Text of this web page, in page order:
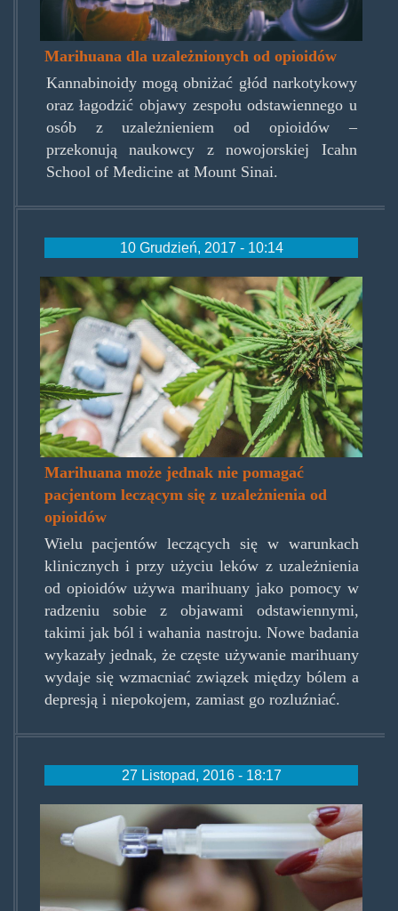
Marihuana dla uzależnionych od opioidów
Kannabinoidy mogą obniżać głód narkotykowy
oraz łagodzić objawy zespołu odstawiennego u
osób z uzależnieniem od opioidów –
przekonują naukowcy z nowojorskiej Icahn
School of Medicine at Mount Sinai.
10 Grudzień, 2017 - 10:14
weedopioid.jpg
Marihuana może jednak nie pomagać
pacjentom leczącym się z uzależnienia od
opioidów
Wielu pacjentów leczących się w warunkach
klinicznych i przy użyciu leków z uzależnienia
od opioidów używa marihuany jako pomocy w
radzeniu sobie z objawami odstawiennymi,
takimi jak ból i wahania nastroju. Nowe badania
wykazały jednak, że częste używanie marihuany
wydaje się wzmacniać związek między bólem a
depresją i niepokojem, zamiast go rozluźniać.
27 Listopad, 2016 - 18:17
nalokson.jpg